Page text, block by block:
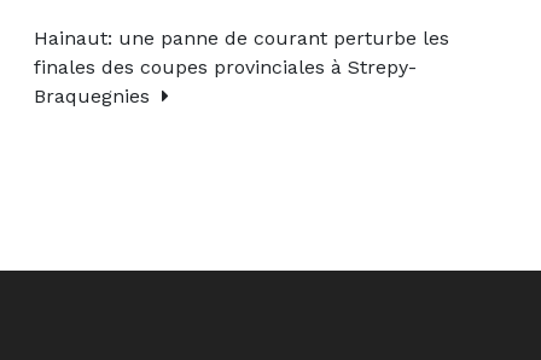
Hainaut: une panne de courant perturbe les
finales des coupes provinciales à Strepy-
Braquegnies